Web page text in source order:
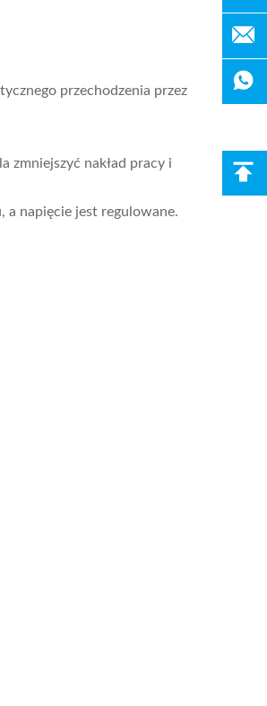
przechodzenia przez
zmniejszyć nakład pracy i
a napięcie jest regulowane.